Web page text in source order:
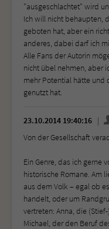
"ausgeschlachtet" wird
Ich will nicht behaupten,
geboten hat, aber ein
anderes, dabei darf ich
Alle Fans der Autorin
nicht übel nehmen, aber
mehr Potential hätte und
genutzt hat.
23.10.2014 19:40:16
Von der Gesellschaft
Ein Genre, das ich gerne
historische Romane. Am
aus dem Volk – egal ob
handelt, oder um
vertreten: Anna, die
Michael, der den Beruf